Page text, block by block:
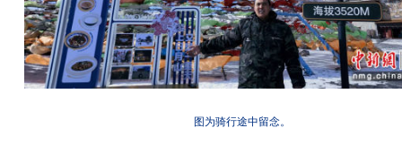
图为骑行途中留念。